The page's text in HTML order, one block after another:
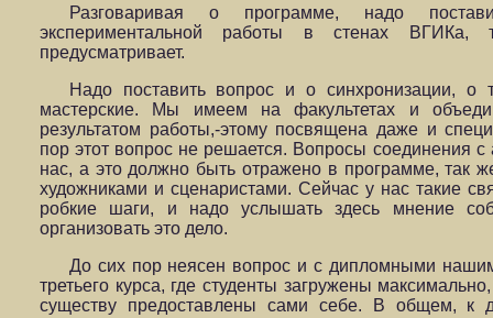
Разговаривая о программе, надо
экспериментальной работы в стенах
предусматривает.
Надо поставить вопрос и о синхронизации,
мастерские. Мы имеем на факультетах и
результатом работы,-этому посвящена даже и
пор этот вопрос не решается. Вопросы соединения
нас, а это должно быть отражено в программе, так
художниками и сценаристами. Сейчас у нас такие
робкие шаги, и надо услышать здесь мнение
организовать это дело.
До сих пор неясен вопрос и с дипломными
третьего курса, где студенты загружены
существу предоставлены сами себе. В общем, к